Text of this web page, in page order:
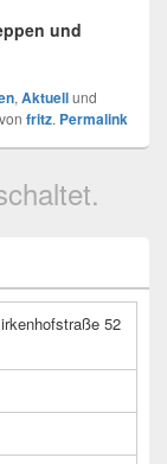
und
, Aktuellund
von fritz. Permalink
52